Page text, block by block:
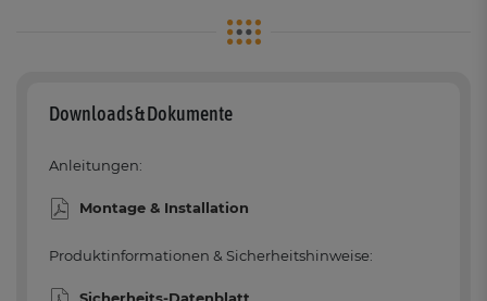
Downloads & Dokumente
Anleitungen:
Montage & Installation
Produktinformationen & Sicherheitshinweise:
Sicherheits-Datenblatt